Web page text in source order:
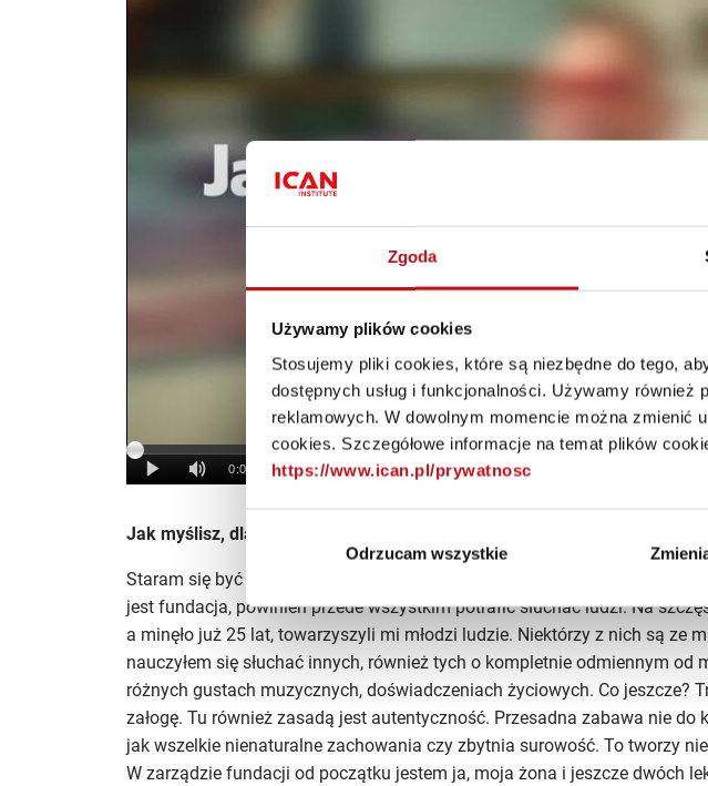
Zgoda
Używamy plików cookies
Stosujemy pliki cookies, które są niezbędne do tego,
dostępnych usług i funkcjonalności. Używamy
reklamowych. W dowolnym momencie można zmienić
cookies. Szczegółowe informacje na temat plików
https://www.ican.pl/prywatnosc
Odrzucam wszystkie
Jak myślisz, dlaczego ludzie za tobą podążają? Co sprawia, że jesteś
Staram się być autentyczny – mówić ludzkim głosem. Sądzę że lider,
jest fundacja, powinien przede wszystkim potrafić słuchać ludzi. Na
a minęło już 25 lat, towarzyszyli mi młodzi ludzie. Niektórzy z nich są ze
nauczyłem się słuchać innych, również tych o kompletnie odmiennym od
różnych gustach muzycznych, doświadczeniach życiowych. Co jeszcze?
załogę. Tu również zasadą jest autentyczność. Przesadna zabawa nie do
jak wszelkie nienaturalne zachowania czy zbytnia surowość. To tworzy
W zarządzie fundacji od początku jestem ja, moja żona i jeszcze dwóch